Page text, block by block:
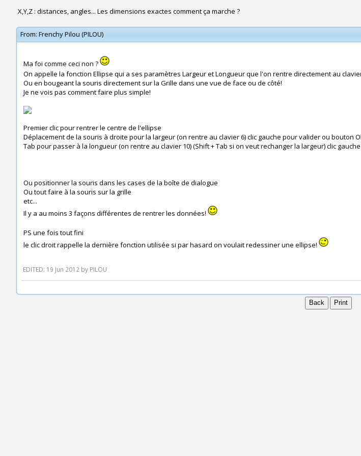
X,Y,Z : distances, angles... Les dimensions exactes comment ça marche ?
From: Frenchy Pilou (PILOU)
Ma foi comme ceci non ?
On appelle la fonction Ellipse qui a ses paramètres Largeur et Longueur que l'on rentre directement au
Ou en bougeant la souris directement sur la Grille dans une vue de face ou de côté!
Je ne vois pas comment faire plus simple!
Premier clic pour rentrer le centre de l'ellipse
Déplacement de la souris à droite pour la largeur (on rentre au clavier 6) clic gauche pour valider ou bouton
Tab pour passer à la longueur (on rentre au clavier 10) (Shift + Tab si on veut rechanger la largeur) clic
Ou positionner la souris dans les cases de la boîte de dialogue
Ou tout faire à la souris sur la grille
etc...
Il y a au moins 3 façons différentes de rentrer les données!
PS une fois tout fini
le clic droit rappelle la dernière fonction utilisée si par hasard on voulait redessiner une ellipse!
EDITED: 19 Jun 2012 by PILOU